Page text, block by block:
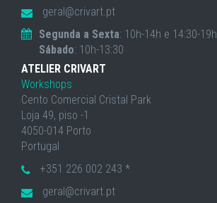
geral@crivart.pt
Segunda a Sexta: 10h-14h e 14:30-19h
Sábado: 10h-13:30
ATELIER CRIVART
Workshops
Cento Comercial Cristal Park
Loja 49, piso -1
4050-014 Porto
Portugal
+351 226 002 243 *
geral@crivart.pt